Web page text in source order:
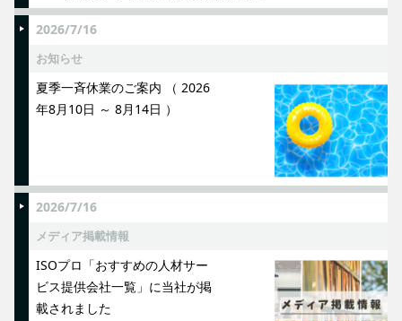
2026/7/16
お知らせ
夏季一斉休業のご案内 （ 2026
年8月10日 ～ 8月14日 ）
2026/7/16
メディア掲載情報
ISOプロ「おすすめの人材サー
ビス提供会社一覧」に当社が掲
載されました